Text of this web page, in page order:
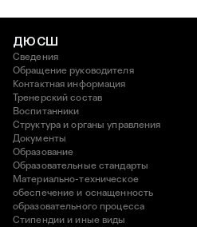
ДЮСШ
Сведения
Обращение руководителя
Контактная информация
Тренерский состав
Воспитанники
Структура и органы управления
Документы
Образование
Образовательные стандарты
Материально-техническое
обеспечение и оснащенность
образовательного процесса
Стипендии и иные виды